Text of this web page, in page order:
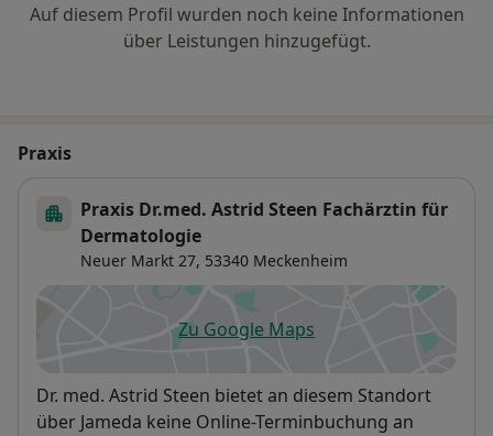
Auf diesem Profil wurden noch keine Informationen
über Leistungen hinzugefügt.
Praxis
Praxis Dr.med. Astrid Steen Fachärztin für
Dermatologie
Neuer Markt 27, 53340 Meckenheim
Zu Google Mapsöffnet in einer neuen
Verfügbarkeit
Dr. med. Astrid Steen bietet an diesem Standort
über Jameda keine Online-Terminbuchung an